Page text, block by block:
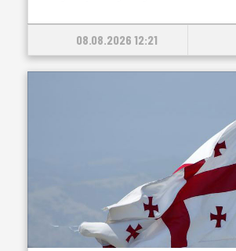
08.08.2026 12:21